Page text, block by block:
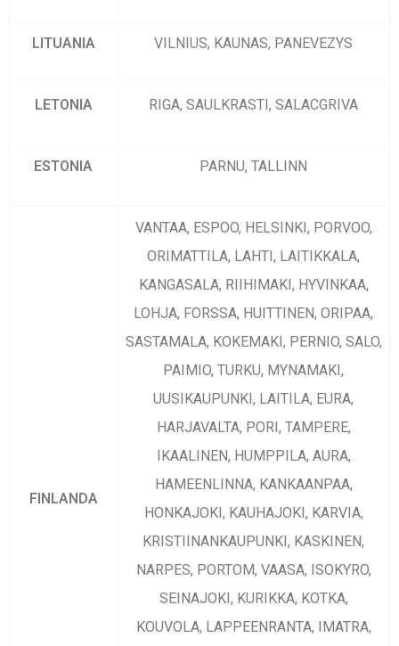
LITUANIA VILNIUS, KAUNAS, PANEVEZYS
LETONIA RIGA, SAULKRASTI, SALACGRIVA
ESTONIA PARNU, TALLINN
FINLANDA
VANTAA, ESPOO, HELSINKI, PORVOO,
ORIMATTILA, LAHTI, LAITIKKALA,
KANGASALA, RIIHIMAKI, HYVINKAA,
LOHJA, FORSSA, HUITTINEN, ORIPAA,
SASTAMALA, KOKEMAKI, PERNIO, SALO,
PAIMIO, TURKU, MYNAMAKI,
UUSIKAUPUNKI, LAITILA, EURA,
HARJAVALTA, PORI, TAMPERE,
IKAALINEN, HUMPPILA, AURA,
HAMEENLINNA, KANKAANPAA,
HONKAJOKI, KAUHAJOKI, KARVIA,
KRISTIINANKAUPUNKI, KASKINEN,
NARPES, PORTOM, VAASA, ISOKYRO,
SEINAJOKI, KURIKKA, KOTKA,
KOUVOLA, LAPPEENRANTA, IMATRA,